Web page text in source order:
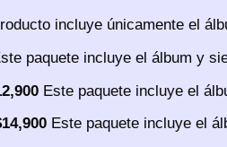
incluye únicamente el
paquete incluye el álbum y
Este paquete incluye el
Este paquete incluye el